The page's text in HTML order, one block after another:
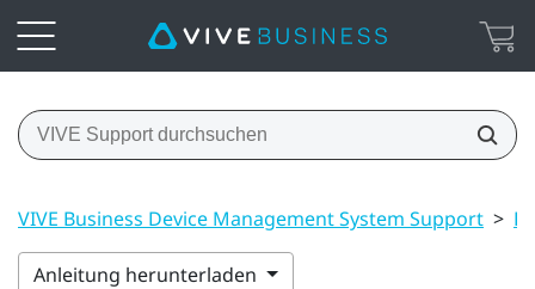
VIVE Business Device Management System Support >
Anleitung herunterladen